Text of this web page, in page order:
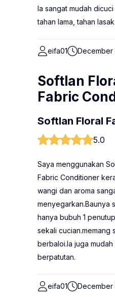
Ia sangat mudah
tahan lama, tahan lasak.
eifa01 December
Softlan
Fabric
Softlan Floral
5.0
Saya menggunakan
Fabric Conditioner
wangi dan aroma
menyegarkan.Baunya
hanya bubuh 1
sekali cucian.memang
berbaloi.Ia juga
berpatutan.
eifa01 December